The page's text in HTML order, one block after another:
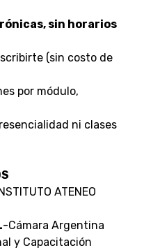
sin horarios
(sin costo de
por módulo,
ni clases
ATENEO
-Cámara Argentina
y Capacitación